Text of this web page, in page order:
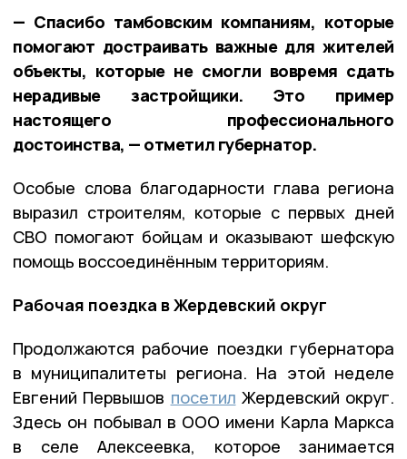
— Спасибо тамбовским компаниям, которые
помогают достраивать важные для жителей
объекты, которые не смогли вовремя сдать
нерадивые застройщики. Это пример
настоящего профессионального
достоинства, — отметил губернатор.
Особые слова благодарности глава региона
выразил строителям, которые с первых дней
СВО помогают бойцам и оказывают шефскую
помощь воссоединённым территориям.
Рабочая поездка в Жердевский округ
Продолжаются рабочие поездки губернатора
в муниципалитеты региона. На этой неделе
Евгений Первышов посетил Жердевский округ.
Здесь он побывал в ООО имени Карла Маркса
в селе Алексеевка, которое занимается